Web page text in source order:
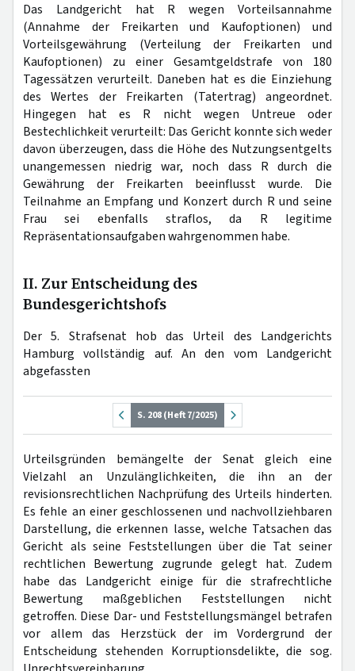
Das Landgericht hat R wegen Vorteilsannahme
(Annahme der Freikarten und Kaufoptionen) und
Vorteilsgewährung (Verteilung der Freikarten und
Kaufoptionen) zu einer Gesamtgeldstrafe von 180
Tagessätzen verurteilt. Daneben hat es die Einziehung
des Wertes der Freikarten (Tatertrag) angeordnet.
Hingegen hat es R nicht wegen Untreue oder
Bestechlichkeit verurteilt: Das Gericht konnte sich weder
davon überzeugen, dass die Höhe des Nutzungsentgelts
unangemessen niedrig war, noch dass R durch die
Gewährung der Freikarten beeinflusst wurde. Die
Teilnahme an Empfang und Konzert durch R und seine
Frau sei ebenfalls straflos, da R legitime
Repräsentationsaufgaben wahrgenommen habe.
II. Zur Entscheidung des
Bundesgerichtshofs
Der 5. Strafsenat hob das Urteil des Landgerichts
Hamburg vollständig auf. An den vom Landgericht
abgefassten
S. 208 (Heft 7/2025)
Urteilsgründen bemängelte der Senat gleich eine
Vielzahl an Unzulänglichkeiten, die ihn an der
revisionsrechtlichen Nachprüfung des Urteils hinderten.
Es fehle an einer geschlossenen und nachvollziehbaren
Darstellung, die erkennen lasse, welche Tatsachen das
Gericht als seine Feststellungen über die Tat seiner
rechtlichen Bewertung zugrunde gelegt hat. Zudem
habe das Landgericht einige für die strafrechtliche
Bewertung maßgeblichen Feststellungen nicht
getroffen. Diese Dar- und Feststellungsmängel betrafen
vor allem das Herzstück der im Vordergrund der
Entscheidung stehenden Korruptionsdelikte, die sog.